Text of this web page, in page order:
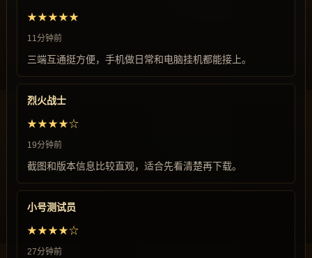
★★★★★
11分钟前
三端互通挺方便，手机做日常和电脑挂机都能接上。
烈火战士
★★★★☆
19分钟前
截图和版本信息比较直观，适合先看清楚再下载。
小号测试员
★★★★☆
27分钟前